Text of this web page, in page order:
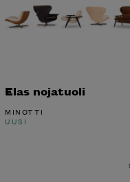
Elas nojatuoli
MINOTTI
UUSI